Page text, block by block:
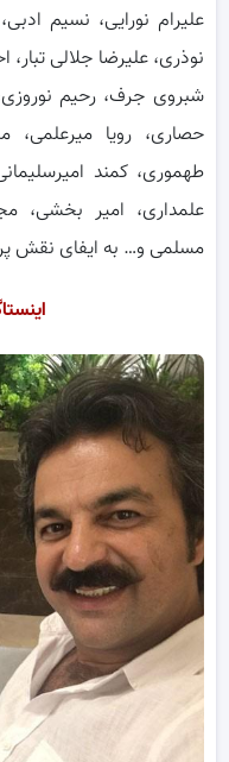
علیرام نورایی، نسیم
نوذری، علیرضا جلالی
شبروی جرف، رحیم
حصاری، رویا میرعلمی،
طهموری، کمند
علمداری، امیر بخشی،
مسلمی و… به ایفای نقش